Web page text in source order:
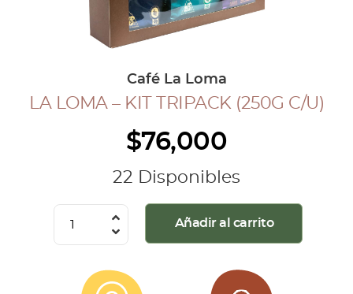
COLECCIÓN CAFETERA
INGRESAR
Cerrar Sesión
Café La Loma
LA LOMA – KIT TRIPACK (250G C/U)
$76,000
22 Disponibles
Añadir al carrito